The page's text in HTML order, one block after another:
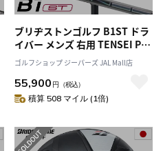
ブリヂストンゴルフ B1ST ドラ
イバー メンズ 右用 TENSEI Pro
Blue 1K 60 カーボンシャフト
日本正規品 2023年モデル
ゴルフショップ ジーパーズ JAL Mall店
55,900 円 （税込）
積算 508 マイル (1倍)